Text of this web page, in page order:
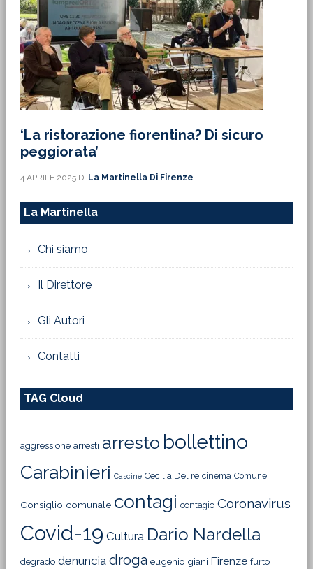
‘La ristorazione fiorentina? Di sicuro
peggiorata’
4 APRILE 2025DI La Martinella Di Firenze
La Martinella
Chi siamo
Il Direttore
Gli Autori
Contatti
TAG Cloud
aggressione arresti arresto bollettino
Carabinieri Cascine Cecilia Del re cinema Comune
Consiglio comunale contagi contagio Coronavirus
Covid-19 Cultura Dario Nardella
degrado denuncia droga eugenio giani Firenze furto